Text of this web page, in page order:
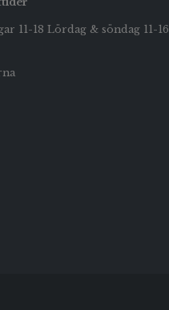
11-18 Lördag & söndag 11-16